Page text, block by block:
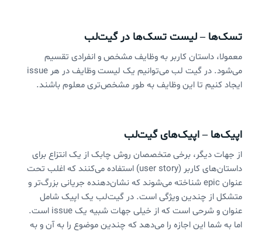
تسک‌ها – لیست تسک‌ها در گیت‌لب
معمولا، داستان کاربر به وظایف مشخص و انفرادی تقسیم
ایجاد کنیم تا این وظایف به طور مشخص‌تری معلوم باشند.
اپیک‌ها – اپیک‌های گیت‌لب
از جهات دیگر، برخی متخصصان روش چابک از یک انتزاع برای
داستان‌های کاربر (user story) استفاده می‌کنند که اغلب تحت
عنوان epic شناخته می‌شوند که نشان‌دهنده جریانی بزرگ‌تر و
متشکل از چندین ویژگی است. در گیت‌لب یک اپیک شامل
عنوان و شرحی است که از خیلی جهات شبیه یک issue‌ است.
اما به شما این اجازه را می‌دهد که چندین موضوع را به آن و به